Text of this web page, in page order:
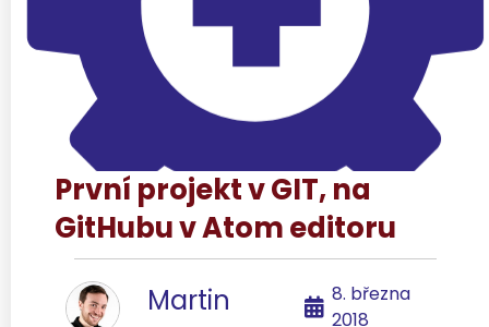
První projekt v GIT, na
GitHubu v Atom editoru
Martin
8. března
2018